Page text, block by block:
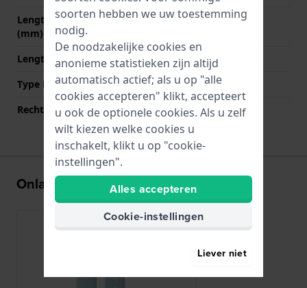
Lengte band op 12 uur
(mm)
80 mm
Lengte band op 6 uur (mm) 120 mm
Type Bevestiging
Bandpennen
Rechte aanzet
Ja
Onlangs bekeken
soorten hebben we uw toestemming
nodig.
De noodzakelijke cookies en
anonieme statistieken zijn altijd
automatisch actief; als u op "alle
cookies accepteren" klikt, accepteert
u ook de optionele cookies. Als u zelf
wilt kiezen welke cookies u
inschakelt, klikt u op "cookie-
instellingen".
Alles accepteren
Cookie-instellingen
Liever niet